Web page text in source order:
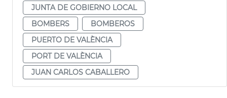
JUNTA DE GOBIERNO LOCAL
BOMBERS
BOMBEROS
PUERTO DE VALÈNCIA
PORT DE VALÈNCIA
JUAN CARLOS CABALLERO